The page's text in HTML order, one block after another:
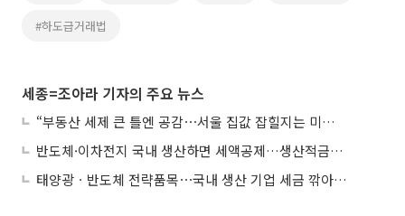
#하도급거래법
세종=조아라 기자의 주요 뉴스
“부동산 세제 큰 틀엔 공감⋯서울 집값 잡힐지는 미지수”
반도체·이차전지 국내 생산하면 세액공제…생산적금융 ISA 신설
태양광ㆍ반도체 전략품목⋯국내 생산 기업 세금 깎아준다